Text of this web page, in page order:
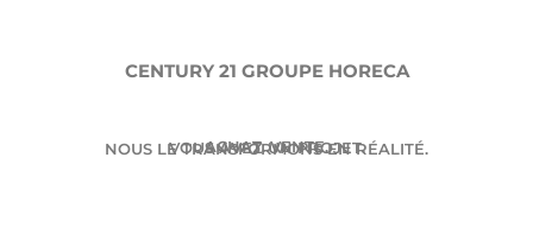
CENTURY 21 GROUPE HORECA
ACHAT. VENTE.
VOUS AVEZ UN PROJET.
NOUS LE TRANSFORMONS EN RÉALITÉ.